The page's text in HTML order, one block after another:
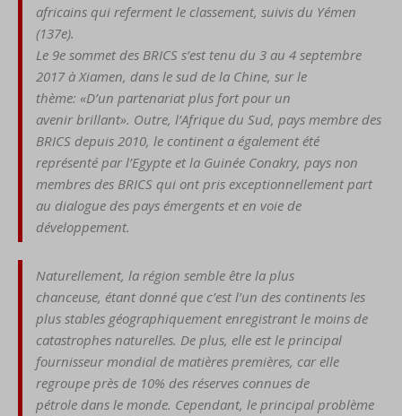
africains qui referment le classement, suivis du Yémen
(137e).
Le 9e sommet des BRICS s’est tenu du 3 au 4 septembre
2017à Xiamen, dans le sud de la Chine, sur le
thème: «D’un partenariat plus fort pour un
avenir brillant». Outre, l’Afrique du Sud, pays membre des
BRICS depuis 2010, le continent a également été
représenté par l’Egypte et la Guinée Conakry, pays non
membres des BRICS qui ont pris exceptionnellementpart
au dialogue des pays émergents et en voie de
développement.
Naturellement, la région semble être la plus
chanceuse, étant donné que c’est l’un des continents les
plus stables géographiquement enregistrant le moins de
catastrophes naturelles. De plus, elle est le principal
fournisseur mondial de matières premières, car elle
regroupe près de 10% des réserves connues de
pétrole dans le monde. Cependant, le principal problème